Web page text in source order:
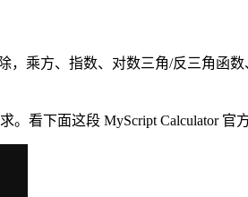
，乘方、指数、对数三角/反三角函
看下面这段 MyScript Calculator 官